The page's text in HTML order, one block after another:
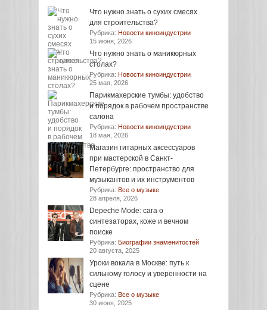
Что нужно знать о сухих смесях
для строительства?
Рубрика: Новости киноиндустрии
15 июня, 2026
Что нужно знать о маникюрных
столах?
Рубрика: Новости киноиндустрии
25 мая, 2026
Парикмахерские тумбы: удобство
и порядок в рабочем пространстве
салона
Рубрика: Новости киноиндустрии
18 мая, 2026
Магазин гитарных аксессуаров
при мастерской в Санкт-
Петербурге: пространство для
музыкантов и их инструментов
Рубрика: Все о музыке
28 апреля, 2026
Depeche Mode: сага о
синтезаторах, коже и вечном
поиске
Рубрика: Биографии знаменитостей
20 августа, 2025
Уроки вокала в Москве: путь к
сильному голосу и уверенности на
сцене
Рубрика: Все о музыке
30 июня, 2025